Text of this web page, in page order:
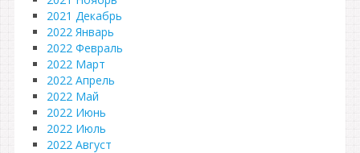
2021 Декабрь
2022 Январь
2022 Февраль
2022 Март
2022 Апрель
2022 Май
2022 Июнь
2022 Июль
2022 Август